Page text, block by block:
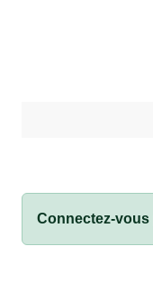
Connectez-vous